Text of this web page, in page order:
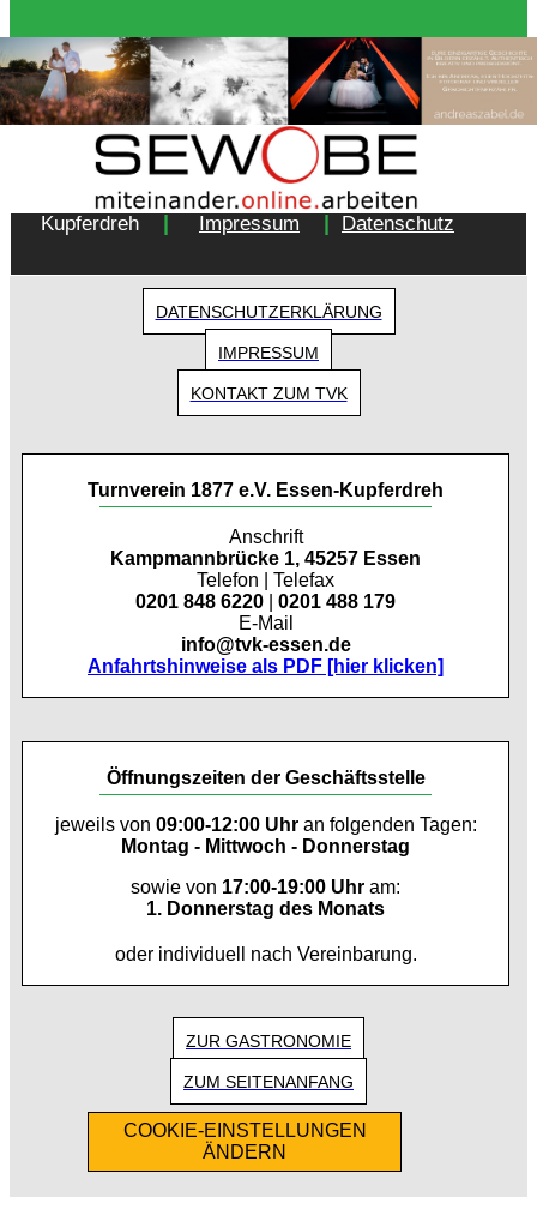
Copyright 2018 - Turnverein 1877 e.V. Essen-
Kupferdreh
Impressum Datenschutz
DATENSCHUTZERKLÄRUNG
IMPRESSUM
KONTAKT ZUM TVK
Turnverein 1877 e.V. Essen-Kupferdreh
Anschrift
Kampmannbrücke 1, 45257 Essen
Telefon | Telefax
0201 848 6220
0201 488 179
E-Mail
info@tvk-essen.de
Anfahrtshinweise als PDF [hier klicken]
Öffnungszeiten der Geschäftsstelle
jeweils von 09:00-12:00 Uhran folgenden Tagen:
Montag - Mittwoch - Donnerstag
sowie von 17:00-19:00 Uhr am:
1. Donnerstag des Monats
oder individuell nach Vereinbarung.
ZUR GASTRONOMIE
ZUM SEITENANFANG
COOKIE-EINSTELLUNGEN
ÄNDERN